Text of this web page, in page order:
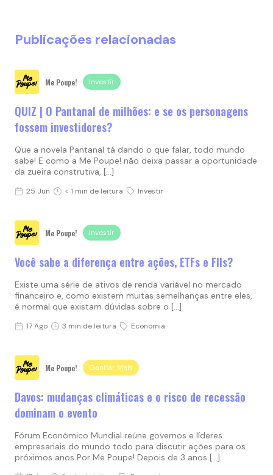
Publicações relacionadas
Me Poupe! Investir
QUIZ | O Pantanal de milhões: e se os personagens
fossem investidores?
Que a novela Pantanal tá dando o que falar, todo mundo
sabe! E como a Me Poupe! não deixa passar a oportunidade
da zueira construtiva, […]
25 Jun < 1 min de leitura Investir
Me Poupe! Investir
Você sabe a diferença entre ações, ETFs e FIIs?
Existe uma série de ativos de renda variável no mercado
financeiro e, como existem muitas semelhanças entre eles,
é normal que existam dúvidas sobre o […]
17 Ago 3 min de leitura Economia
Me Poupe! Ganhar Mais
Davos: mudanças climáticas e o risco de recessão
dominam o evento
Fórum Econômico Mundial reúne governos e líderes
empresariais do mundo todo para discutir ações para os
próximos anos Por Me Poupe! Depois de 3 anos […]